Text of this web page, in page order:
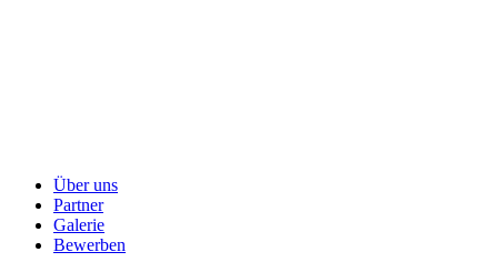
Über uns
Partner
Galerie
Bewerben